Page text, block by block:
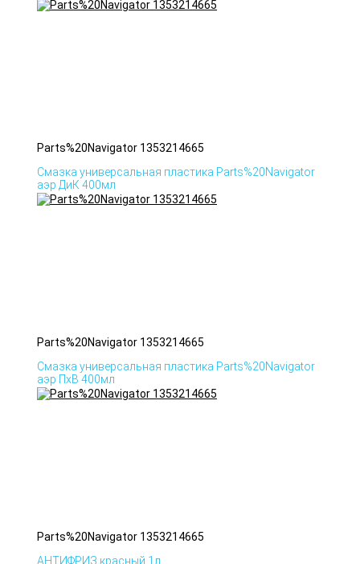
Parts%20Navigator 1353214665
Смазка универсальная пластика Parts%20Navigator
аэр ДиК 400мл
Parts%20Navigator 1353214665
Смазка универсальная пластика Parts%20Navigator
аэр ПхВ 400мл
Parts%20Navigator 1353214665
АНТИФРИЗ красный 1л.